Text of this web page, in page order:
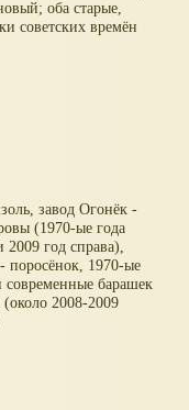
оба старые,
советских времён
завод Огонёк -
(1970-ые года
2009 год справа),
поросёнок, 1970-ые
современные барашек
2008-2009